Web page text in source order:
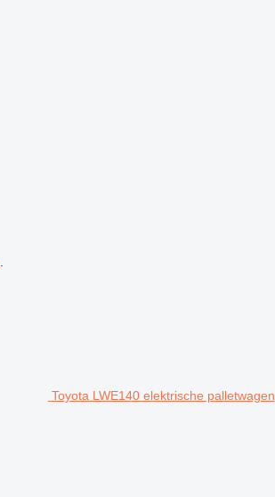
Toyota LWE140 elektrische palletwagen